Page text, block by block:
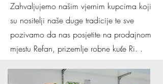
Zahvaljujemo našim vjernim kupcima koji
su nositelji naše duge tradicije te sve
pozivamo da nas posjetite na prodajnom
mjestu Refan, prizemlje robne kuće Ri. .